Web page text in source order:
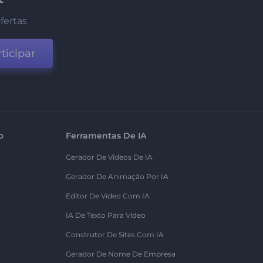
Ferramentas De IA
Gerador De Vídeos De IA
Gerador De Animação Por IA
Editor De Vídeo Com IA
IA De Texto Para Vídeo
Construtor De Sites Com IA
Gerador De Nome De Empresa